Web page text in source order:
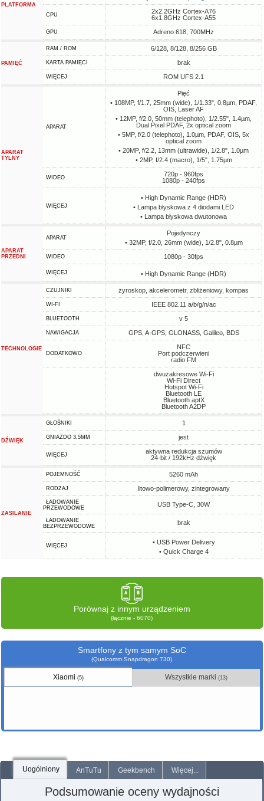
PLATFORMA
CPU
2x2.2GHz Cortex-A76
6x1.8GHz Cortex-A55
GPU Adreno 618, 700MHz
PAMIĘĆ
RAM / ROM 6/128, 8/128, 8/256 GB
KARTA PAMIĘCI brak
WIĘCEJ ROM UFS 2.1
APARAT
TYLNY
APARAT
Pięć
• 108MP, f/1.7, 25mm (wide), 1/1.33", 0.8µm, PDAF,
OIS, Laser AF
• 12MP, f/2.0, 50mm (telephoto), 1/2.55", 1.4µm,
Dual Pixel PDAF, 2x optical zoom
• 5MP, f/2.0 (telephoto), 1.0µm, PDAF, OIS, 5x
optical zoom
• 20MP, f/2.2, 13mm (ultrawide), 1/2.8", 1.0µm
• 2MP, f/2.4 (macro), 1/5", 1.75µm
WIDEO
720p - 960fps
1080p - 240fps
WIĘCEJ
• High Dynamic Range (HDR)
• Lampa błyskowa z 4 diodami LED
• Lampa błyskowa dwutonowa
APARAT
PRZEDNI
APARAT
Pojedynczy
• 32MP, f/2.0, 26mm (wide), 1/2.8", 0.8µm
WIDEO 1080p - 30fps
WIĘCEJ • High Dynamic Range (HDR)
TECHNOLOGIE
CZUJNIKI żyroskop, akcelerometr, zbliżeniowy, kompas
WI-FI IEEE 802.11 a/b/g/n/ac
BLUETOOTH v 5
NAWIGACJA GPS, A-GPS, GLONASS, Galileo, BDS
DODATKOWO
NFC
Port podczerwieni
radio FM
dwuzakresowe Wi-Fi
Wi-Fi Direct
Hotspot Wi-Fi
Bluetooth LE
Bluetooth aptX
Bluetooth A2DP
DŹWIĘK
GŁOŚNIKI 1
GNIAZDO 3,5MM jest
WIĘCEJ
aktywna redukcja szumów
24-bit / 192kHz dźwięk
ZASILANIE
POJEMNOŚĆ 5260 mAh
RODZAJ litowo-polimerowy, zintegrowany
ŁADOWANIE
PRZEWODOWE
USB Type-C, 30W
ŁADOWANIE
BEZPRZEWODOWE
brak
WIĘCEJ
• USB Power Delivery
• Quick Charge 4
Porównaj z innym urządzeniem
(łącznie - 6070)
Smartfony z tym samym SoC
(Qualcomm Snapdragon 730)
Xiaomi (5) Wszystkie marki (13)
Uogólniony AnTuTu Geekbench Więcej...
Podsumowanie oceny wydajności